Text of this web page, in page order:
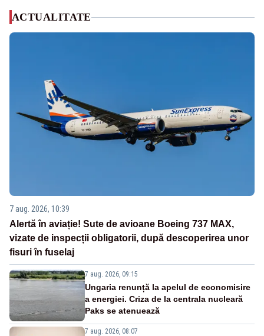
ACTUALITATE
7 aug. 2026, 10:39
Alertă în aviație! Sute de avioane Boeing 737 MAX,
vizate de inspecții obligatorii, după descoperirea unor
fisuri în fuselaj
7 aug. 2026, 09:15
Ungaria renunță la apelul de economisire
a energiei. Criza de la centrala nucleară
Paks se atenuează
7 aug. 2026, 08:07